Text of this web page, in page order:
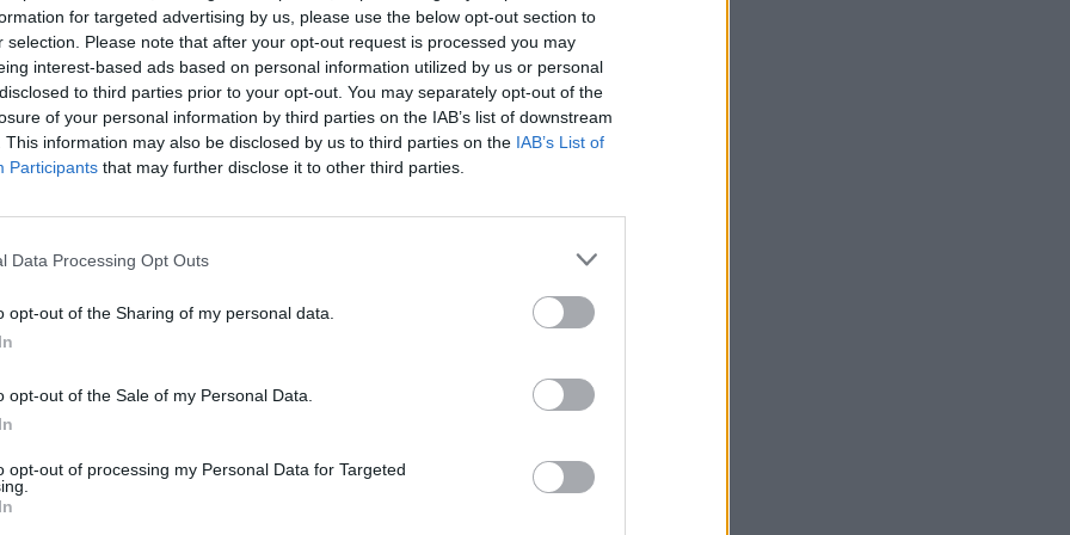
for targeted advertising by us, please use the below opt-out section to
selection. Please note that after your opt-out request is processed you may
interest-based ads based on personal information utilized by us or personal
to third parties prior to your opt-out. You may separately opt-out of the
of your personal information by third parties on the IAB’s list of downstream
This information may also be disclosed by us to third parties on the IAB’s List of
Participants that may further disclose it to other third parties.
Data Processing Opt Outs
opt-out of the Sharing of my personal data.
opt-out of the Sale of my Personal Data.
opt-out of processing my Personal Data for Targeted
Reducto se convertirá en el
volverá a contar con las
la modalidad masculina como
de Balonmano Playa Ciudad
en la tarde de este miércoles a
al correo
el nombre del equipo, la
máximo de 10 componentes.
playa, en las que se
de agosto. Los encuentros
jornada hasta bien entrada la
de las finales en las
por el CB San José
Ayuntamiento de Arrecife.
Balonmano, Gobierno de